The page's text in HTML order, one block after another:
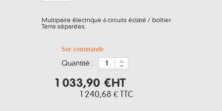
Multipaire électrique 6 circuits éclaté / boîtier.
Terre séparées.
Sur commande
quantité :
1 033,90 €HT
1 240,68 € TTC